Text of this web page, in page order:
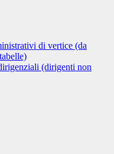
di vertice (da
(dirigenti non